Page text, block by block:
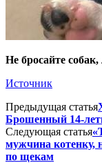
Не бросайте
Источник
Предыдущая статья
Брошенный 14-
Следующая статья
мужчина котенку,
по щекам